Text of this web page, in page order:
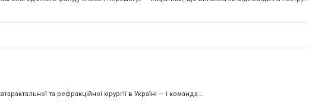
та рефракційної хірургії в Україні — і команда...